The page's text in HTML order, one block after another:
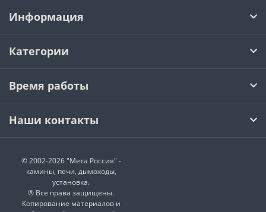
Информация
Категории
Время работы
Наши контакты
© 2002-2026 "Мета Россия" -
камины, печи, дымоходы,
установка.
® Все права защищены.
Копирование материалов и